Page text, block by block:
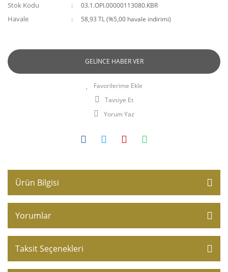
Stok Kodu 03.1.OPI.00000113080.KBR
Havale 58,93 TL (%5,00 havale indirimi)
GELİNCE HABER VER
Tavsiye Et
Yorum Yaz
Ürün Bilgisi
Yorumlar
Taksit Seçenekleri